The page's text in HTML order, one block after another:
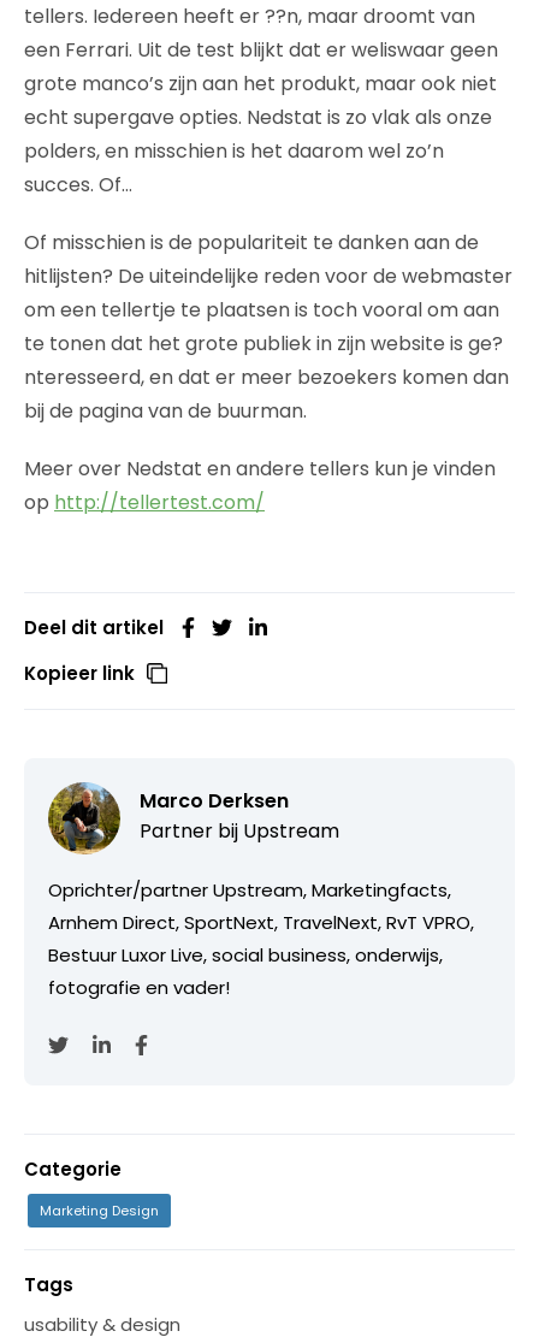
tellers. Iedereen heeft er ??n, maar droomt van
een Ferrari. Uit de test blijkt dat er weliswaar geen
grote manco’s zijn aan het produkt, maar ook niet
echt supergave opties. Nedstat is zo vlak als onze
polders, en misschien is het daarom wel zo’n
succes. Of…
Of misschien is de populariteit te danken aan de
hitlijsten? De uiteindelijke reden voor de webmaster
om een tellertje te plaatsen is toch vooral om aan
te tonen dat het grote publiek in zijn website is ge?
nteresseerd, en dat er meer bezoekers komen dan
bij de pagina van de buurman.
Meer over Nedstat en andere tellers kun je vinden
op http://tellertest.com/
Deel dit artikel
Kopieer link
Marco Derksen
Partner bij Upstream
Oprichter/partner Upstream, Marketingfacts,
Arnhem Direct, SportNext, TravelNext, RvT VPRO,
Bestuur Luxor Live, social business, onderwijs,
fotografie en vader!
Categorie
Marketing Design
Tags
usability & design